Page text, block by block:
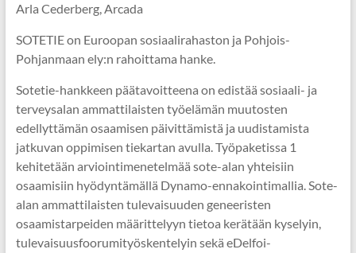
Arla Cederberg, Arcada
SOTETIE on Euroopan sosiaalirahaston ja Pohjois-
Pohjanmaan ely:n rahoittama hanke.
Sotetie-hankkeen päätavoitteena on edistää sosiaali- ja
terveysalan ammattilaisten työelämän muutosten
edellyttämän osaamisen päivittämistä ja uudistamista
jatkuvan oppimisen tiekartan avulla. Työpaketissa 1
kehitetään arviointimenetelmää sote-alan yhteisiin
osaamisiin hyödyntämällä Dynamo-ennakointimallia. Sote-
alan ammattilaisten tulevaisuuden geneeristen
osaamistarpeiden määrittelyyn tietoa kerätään kyselyin,
tulevaisuusfoorumityöskentelyin sekä eDelfoi-